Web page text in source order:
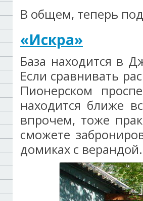
В общем, теперь
«Искра»
База находится в
Если сравнивать
Пионерском
находится ближе
впрочем, тоже
сможете
домиках с верандой.